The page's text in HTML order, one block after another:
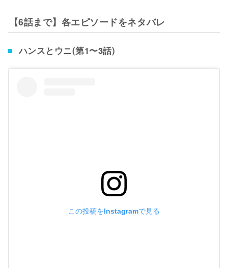
【6話まで】各エピソードをネタバレ
ハンスとウニ(第1〜3話)
この投稿をInstagramで見る